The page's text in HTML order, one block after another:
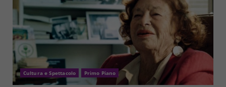
Cultura e Spettacolo Primo Piano